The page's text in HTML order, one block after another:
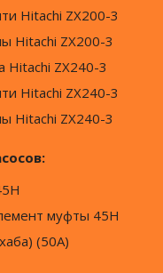
Hitachi ZX200-3
Hitachi ZX200-3
Hitachi ZX240-3
Hitachi ZX240-3
Hitachi ZX240-3
муфты 45H
(50A)